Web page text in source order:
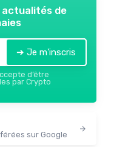
actualités de
➔ Je m'inscris
d’être
par Crypto
sur Google